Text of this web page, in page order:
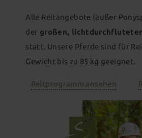
Familienangebote
Wellnessangebote
Alle Reitangebote (außer
der großen,
statt. Unsere Pferde sind für
Gewicht bis zu 85 kg geeignet.
Reitprogramm ansehen